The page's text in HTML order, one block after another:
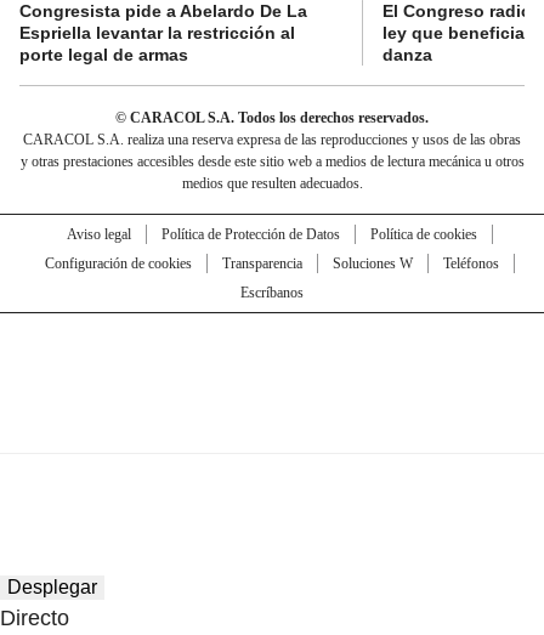
Congresista pide a Abelardo De La
Espriella levantar la restricción al
porte legal de armas
El Congreso
ley que beneficia
danza
© CARACOL S.A. Todos los derechos reservados.
CARACOL S.A. realiza una reserva expresa de las reproducciones y usos de las obras
y otras prestaciones accesibles desde este sitio web a medios de lectura mecánica u otros
medios que resulten adecuados.
Aviso legal Política de Protección de Datos
Política de cookies
Configuración de cookies
Transparencia Soluciones W
Teléfonos
Escríbanos
Desplegar
Directo